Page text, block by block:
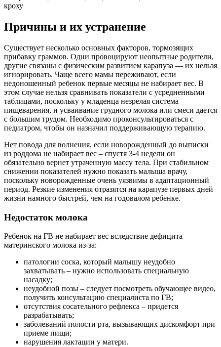
кроху
Причины и их устранение
Существует несколько основных факторов, тормозящих
прибавку граммов. Одни провоцируют неопытные родители,
другие связаны с физическим развитием карапуза — их нельзя
игнорировать. Чаще всего мамы переживают, если
недоношенный ребенок первые месяцы не набирает вес. В
этом случае нельзя сравнивать показатели с усредненными
таблицами, поскольку у младенца незрелая система
пищеварения, и усваивание грудного молока или смеси дается
с большим трудом. Необходимо проконсультироваться с
педиатром, чтобы он назначил поддерживающую терапию.
Нет повода для волнения, если новорожденный до выписки
из роддома не набирает вес – спустя 3-4 недели он
обязательно вернет утраченную массу тела. При стабильном
снижении показателей нужно показать малыша врачу,
поскольку новорожденные очень уязвимы в адаптационный
период. Резкие изменения отразятся на карапузе первых дней
жизни намного быстрей, чем на годовалом ребенке.
Недостаток молока
Ребенок на ГВ не набирает вес вследствие дефицита
материнского молока из-за:
патологии соска, который малышу неудобно
захватывать – нужно использовать специальную
насадку;
неудобной позы – следует посмотреть обучающее видео,
получить консультацию специалиста по ГВ;
отсутствия сосательного рефлекса – придется
разрабатывать;
заболеваний полости рта, вызывающих дискомфорт при
приеме пищи;
нарушения лактации у матери.